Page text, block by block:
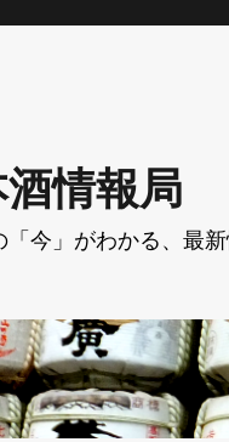
酒情報局
「今」がわかる、最